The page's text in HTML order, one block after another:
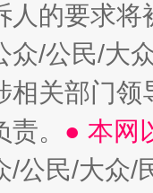
人的要求将
众/公民/大
相关部门
。 ● 本网
/公民/大众